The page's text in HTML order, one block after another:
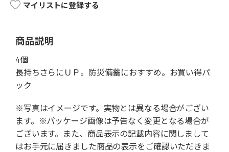
マイリストに登録する
商品説明
4個
長持ちさらにＵＰ。防災備蓄におすすめ。お買い得パ
ック
※写真はイメージです。実物とは異なる場合がござい
ます。※パッケージ画像は予告なく変更となる場合が
ございます。また、商品表示の記載内容に関しまして
はお手元に届きました商品の表示をご確認いただきま